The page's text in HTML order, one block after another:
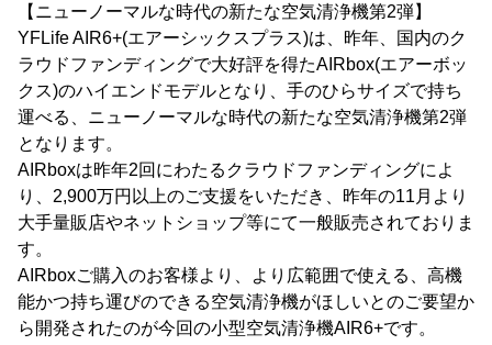
【ニューノーマルな時代の新たな空気清浄機第2弾】
YFLife AIR6+(エアーシックスプラス)は、昨年、国内のク
ラウドファンディングで大好評を得たAIRbox(エアーボッ
クス)のハイエンドモデルとなり、手のひらサイズで持ち
運べる、ニューノーマルな時代の新たな空気清浄機第2弾
となります。
AIRboxは昨年2回にわたるクラウドファンディングによ
り、2,900万円以上のご支援をいただき、昨年の11月より
大手量販店やネットショップ等にて一般販売されておりま
す。
AIRboxご購入のお客様より、より広範囲で使える、高機
能かつ持ち運びのできる空気清浄機がほしいとのご要望か
ら開発されたのが今回の小型空気清浄機AIR6+です。